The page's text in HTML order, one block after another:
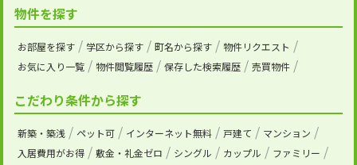
物件を探す
お部屋を探す 学区から探す 町名から探す
物件リクエスト
お気に入り一覧
物件閲覧履歴 保存した検索履歴 売買物件
こだわり条件から探す
新築・築浅 ペット可 インターネット無料 戸建て
マンション
入居費用がお得
敷金・礼金ゼロ シングル カップル
ファミリー